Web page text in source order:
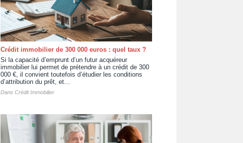
Crédit immobilier de 300 000 euros : quel taux ?
Si la capacité d’emprunt d’un futur acquéreur
immobilier lui permet de prétendre à un crédit de 300
000 €, il convient toutefois d’étudier les conditions
d’attribution du prêt, et...
Dans Crédit Immobilier